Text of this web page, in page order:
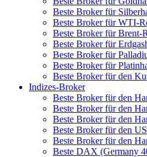
Beste Broker für
Beste Broker für WTI-
Beste Broker für Brent-
Beste Broker für
Beste Broker für
Beste Broker für
Beste Broker für den
Indizes-Broker
Beste Broker für den
Beste Broker für den
Beste Broker für den
Beste Broker für den
Beste Broker für den
Beste DAX (Germany